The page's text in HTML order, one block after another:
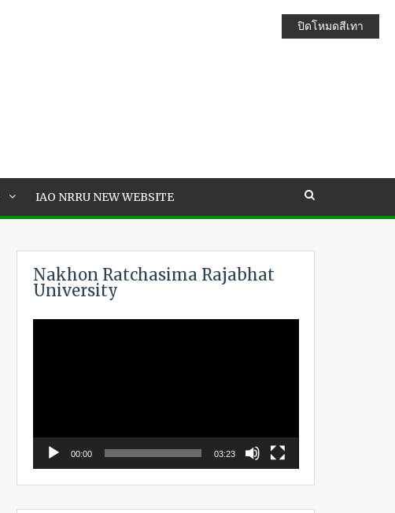
IAO NRRU NEW WEBSITE
Nakhon Ratchasima Rajabhat
University
00:00 03:23
ปิดโหมดสีเทา